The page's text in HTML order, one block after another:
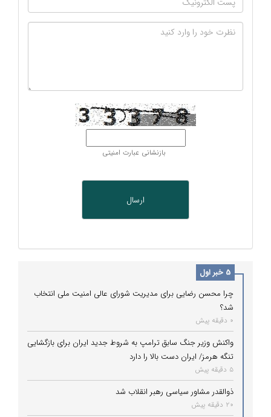
بازنشانی عبارت امنیتی
5 خبر اول
چرا محسن رضایی برای مدیریت شورای عالی امنیت ملی انتخاب
شد؟
0 دقیقه پیش
واکنش وزیر جنگ سابق ترامپ به شروط جدید ایران برای بازگشایی
تنگه هرمز/ ایران دست بالا را دارد
5 دقیقه پیش
ذوالقدر مشاور سیاسی رهبر انقلاب شد
20 دقیقه پیش